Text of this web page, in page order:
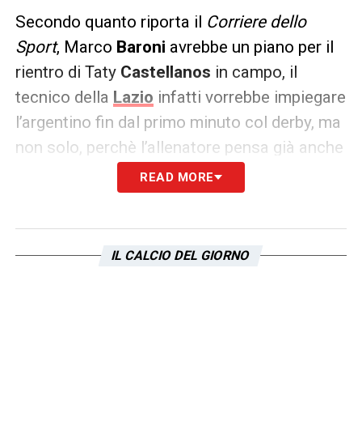
Secondo quanto riporta il Corriere dello
Sport, Marco Baroni avrebbe un piano per il
rientro di Taty Castellanos in campo, il
tecnico della Lazio infatti vorrebbe impiegare
l’argentino fin dal primo minuto col derby, ma
non solo, perchè l’allenatore pensa già anche
alla gara di ritorno contro ilBodo
giocato uno spezzone della sfida, ma è stato
READ MORE
IL CALCIO DEL GIORNO